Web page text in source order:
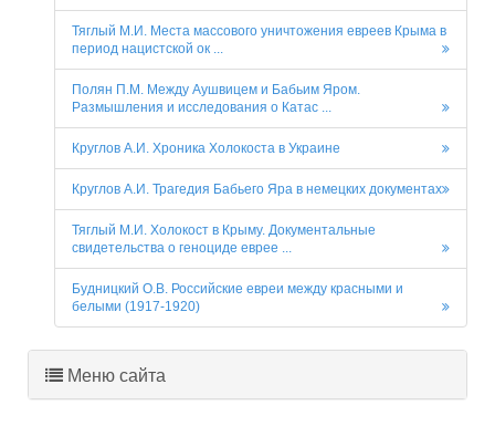
Тяглый М.И. Места массового уничтожения евреев Крыма в
период нацистской ок ...
Полян П.М. Между Аушвицем и Бабьим Яром.
Размышления и исследования о Катас ...
Круглов А.И. Хроника Холокоста в Украине
Круглов А.И. Трагедия Бабьего Яра в немецких документах
Тяглый М.И. Холокост в Крыму. Документальные
свидетельства о геноциде еврее ...
Будницкий О.В. Российские евреи между красными и
белыми (1917-1920)
Меню сайта